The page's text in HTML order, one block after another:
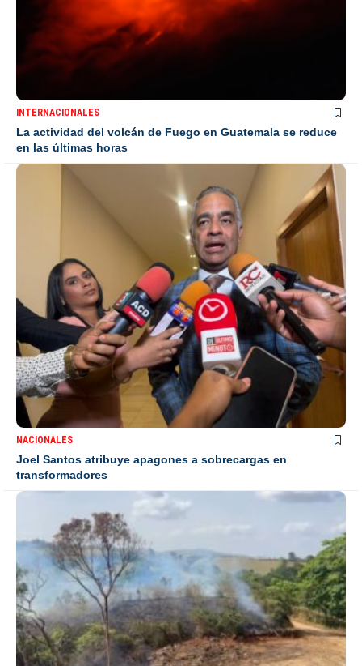
INTERNACIONALES
La actividad del volcán de Fuego en Guatemala se reduce
en las últimas horas
NACIONALES
Joel Santos atribuye apagones a sobrecargas en
transformadores